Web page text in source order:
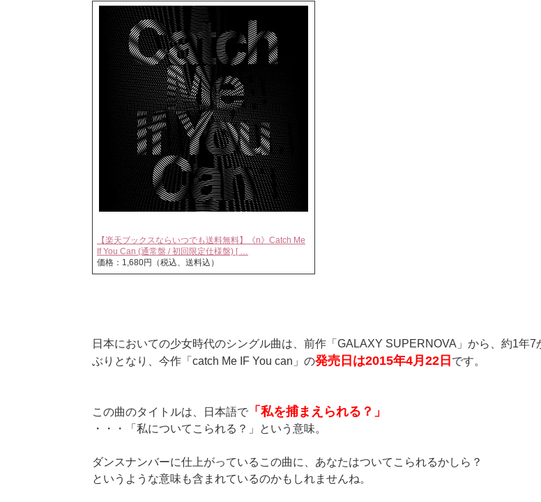
【楽天ブックスならいつでも送料無料】《n》Catch Me
If You Can (通常盤 / 初回限定仕様盤) [ …
価格：1,680円（税込、送料込）
日本においての少女時代のシングル曲は、前作「GALAXY SUPERNOVA」から、約1年7
ぶりとなり、今作「catch Me IF You can」の発売日は2015年4月22日 です。
この曲のタイトルは、日本語で 「私を捕まえられる？」
・・・「私についてこられる？」という意味。
ダンスナンバーに仕上がっているこの曲に、あなたはついてこられるかしら？
というような意味も含まれているのかもしれませんね。